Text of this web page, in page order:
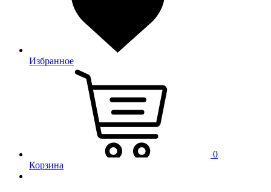
Избранное
0
Корзина